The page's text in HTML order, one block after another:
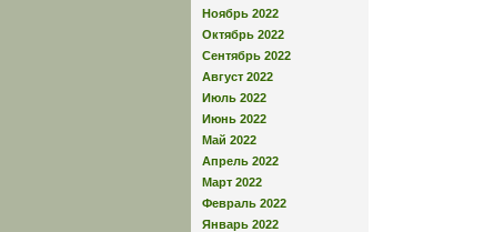
Ноябрь 2022
Октябрь 2022
Сентябрь 2022
Август 2022
Июль 2022
Июнь 2022
Май 2022
Апрель 2022
Март 2022
Февраль 2022
Январь 2022